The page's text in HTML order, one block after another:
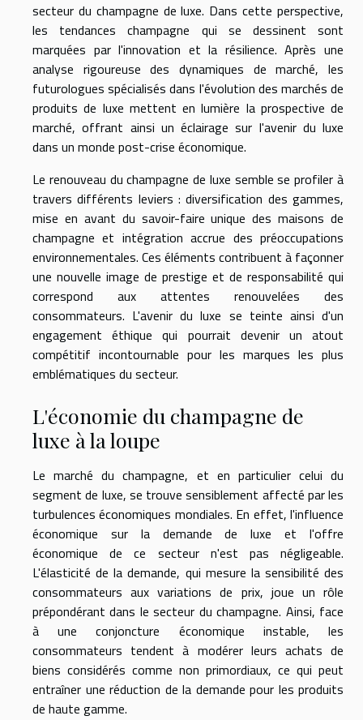
secteur du champagne de luxe. Dans cette perspective,
les tendances champagne qui se dessinent sont
marquées par l'innovation et la résilience. Après une
analyse rigoureuse des dynamiques de marché, les
futurologues spécialisés dans l'évolution des marchés de
produits de luxe mettent en lumière la prospective de
marché, offrant ainsi un éclairage sur l'avenir du luxe
dans un monde post-crise économique.
Le renouveau du champagne de luxe semble se profiler à
travers différents leviers : diversification des gammes,
mise en avant du savoir-faire unique des maisons de
champagne et intégration accrue des préoccupations
environnementales. Ces éléments contribuent à façonner
une nouvelle image de prestige et de responsabilité qui
correspond aux attentes renouvelées des
consommateurs. L'avenir du luxe se teinte ainsi d'un
engagement éthique qui pourrait devenir un atout
compétitif incontournable pour les marques les plus
emblématiques du secteur.
L'économie du champagne de
luxe à la loupe
Le marché du champagne, et en particulier celui du
segment de luxe, se trouve sensiblement affecté par les
turbulences économiques mondiales. En effet, l'influence
économique sur la demande de luxe et l'offre
économique de ce secteur n'est pas négligeable.
L'élasticité de la demande, qui mesure la sensibilité des
consommateurs aux variations de prix, joue un rôle
prépondérant dans le secteur du champagne. Ainsi, face
à une conjoncture économique instable, les
consommateurs tendent à modérer leurs achats de
biens considérés comme non primordiaux, ce qui peut
entraîner une réduction de la demande pour les produits
de haute gamme.